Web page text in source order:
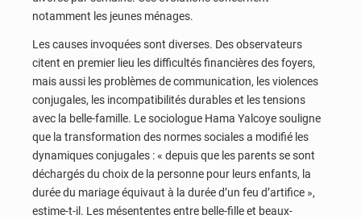
notamment les jeunes ménages.
Les causes invoquées sont diverses. Des observateurs
citent en premier lieu les difficultés financières des foyers,
mais aussi les problèmes de communication, les violences
conjugales, les incompatibilités durables et les tensions
avec la belle-famille. Le sociologue Hama Yalcoye souligne
que la transformation des normes sociales a modifié les
dynamiques conjugales : « depuis que les parents se sont
déchargés du choix de la personne pour leurs enfants, la
durée du mariage équivaut à la durée d’un feu d’artifice »,
estime-t-il. Les mésententes entre belle-fille et beaux-